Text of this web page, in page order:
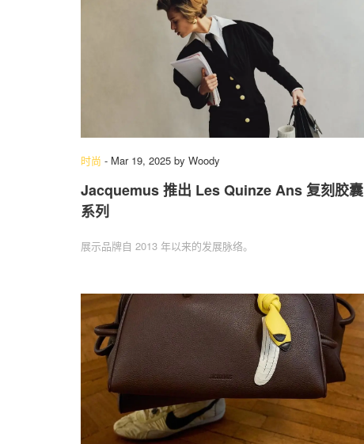
时尚 - Mar 19, 2025 by Woody
Jacquemus 推出 Les Quinze Ans 复刻胶囊
系列
展示品牌自 2013 年以来的发展脉络。